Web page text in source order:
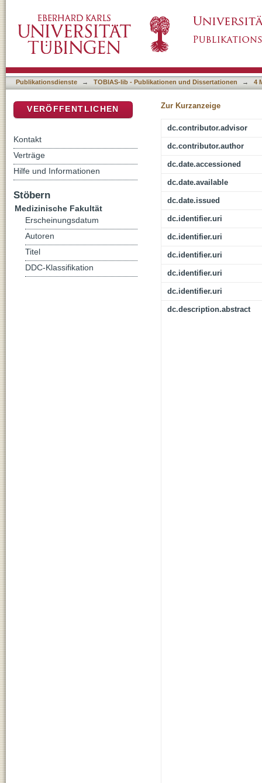
Publikationsdienste → TOBIAS-lib - Publikationen und Dissertationen → 4
Zur Kurzanzeige
dc.contributor.advisor
dc.contributor.author
dc.date.accessioned
dc.date.available
dc.date.issued
dc.identifier.uri
dc.identifier.uri
dc.identifier.uri
dc.identifier.uri
dc.identifier.uri
dc.description.abstract
VERÖFFENTLICHEN
Kontakt
Verträge
Hilfe und Informationen
Stöbern
Medizinische Fakultät
Erscheinungsdatum
Autoren
Titel
DDC-Klassifikation